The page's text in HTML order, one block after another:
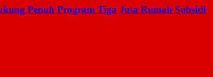
Penuh Program Tiga Juta Rumah Subsidi